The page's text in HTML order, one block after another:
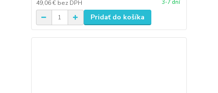
49,06 € bez DPH 3-7 dní
Pridať do košíka